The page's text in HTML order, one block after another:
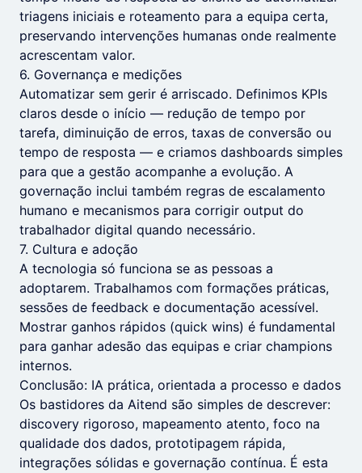
triagens iniciais e roteamento para a equipa certa,
preservando intervenções humanas onde realmente
acrescentam valor.
6. Governança e medições
Automatizar sem gerir é arriscado. Definimos KPIs
claros desde o início — redução de tempo por
tarefa, diminuição de erros, taxas de conversão ou
tempo de resposta — e criamos dashboards simples
para que a gestão acompanhe a evolução. A
governação inclui também regras de escalamento
humano e mecanismos para corrigir output do
trabalhador digital quando necessário.
7. Cultura e adoção
A tecnologia só funciona se as pessoas a
adoptarem. Trabalhamos com formações práticas,
sessões de feedback e documentação acessível.
Mostrar ganhos rápidos (quick wins) é fundamental
para ganhar adesão das equipas e criar champions
internos.
Conclusão: IA prática, orientada a processo e dados
Os bastidores da Aitend são simples de descrever:
discovery rigoroso, mapeamento atento, foco na
qualidade dos dados, prototipagem rápida,
integrações sólidas e governação contínua. É esta